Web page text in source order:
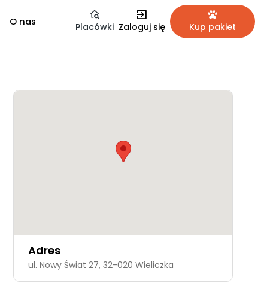
O nas Placówki Zaloguj się Kup pakiet
Adres
ul. Nowy Świat 27, 32-020 Wieliczka